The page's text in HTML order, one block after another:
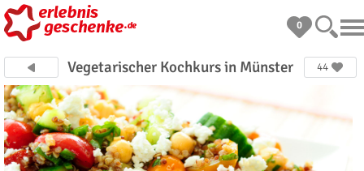
0
Vegetarischer Kochkurs in Münster 44